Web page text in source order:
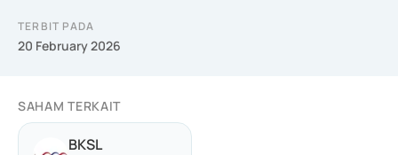
TERBIT PADA
20 February 2026
SAHAM TERKAIT
BKSL